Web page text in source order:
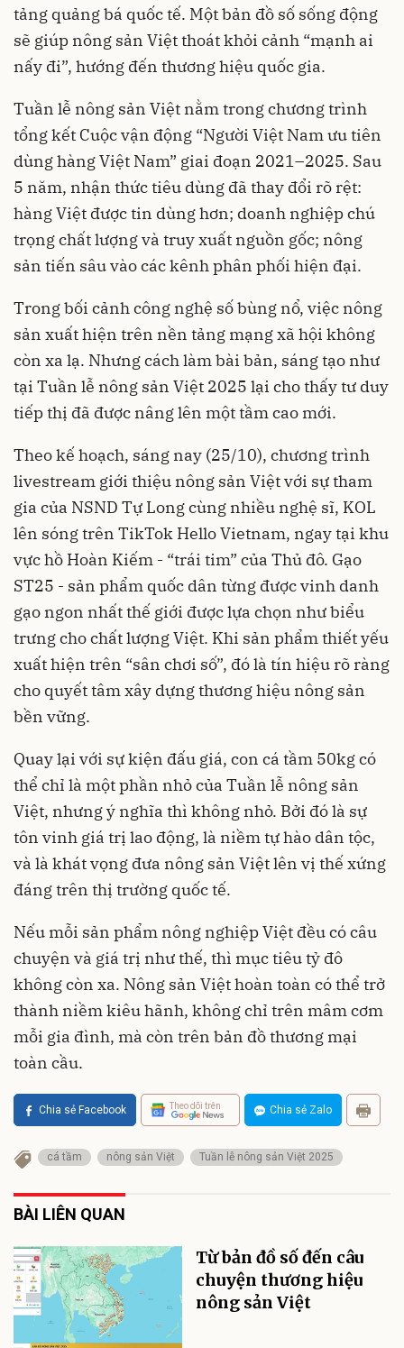
tảng quảng bá quốc tế. Một bản đồ số sống động
sẽ giúp nông sản Việt thoát khỏi cảnh “mạnh ai
nấy đi”, hướng đến thương hiệu quốc gia.
Tuần lễ nông sản Việt nằm trong chương trình
tổng kết Cuộc vận động “Người Việt Nam ưu tiên
dùng hàng Việt Nam” giai đoạn 2021–2025. Sau
5 năm, nhận thức tiêu dùng đã thay đổi rõ rệt:
hàng Việt được tin dùng hơn; doanh nghiệp chú
trọng chất lượng và truy xuất nguồn gốc; nông
sản tiến sâu vào các kênh phân phối hiện đại.
Trong bối cảnh công nghệ số bùng nổ, việc nông
sản xuất hiện trên nền tảng mạng xã hội không
còn xa lạ. Nhưng cách làm bài bản, sáng tạo như
tại Tuần lễ nông sản Việt 2025 lại cho thấy tư duy
tiếp thị đã được nâng lên một tầm cao mới.
Theo kế hoạch, sáng nay (25/10), chương trình
livestream giới thiệu nông sản Việt với sự tham
gia của NSND Tự Long cùng nhiều nghệ sĩ, KOL
lên sóng trên TikTok Hello Vietnam, ngay tại khu
vực hồ Hoàn Kiếm - “trái tim” của Thủ đô. Gạo
ST25 - sản phẩm quốc dân từng được vinh danh
gạo ngon nhất thế giới được lựa chọn như biểu
trưng cho chất lượng Việt. Khi sản phẩm thiết yếu
xuất hiện trên “sân chơi số”, đó là tín hiệu rõ ràng
cho quyết tâm xây dựng thương hiệu nông sản
bền vững.
Quay lại với sự kiện đấu giá, con cá tầm 50kg có
thể chỉ là một phần nhỏ của Tuần lễ nông sản
Việt, nhưng ý nghĩa thì không nhỏ. Bởi đó là sự
tôn vinh giá trị lao động, là niềm tự hào dân tộc,
và là khát vọng đưa nông sản Việt lên vị thế xứng
đáng trên thị trường quốc tế.
Nếu mỗi sản phẩm nông nghiệp Việt đều có câu
chuyện và giá trị như thế, thì mục tiêu tỷ đô
không còn xa. Nông sản Việt hoàn toàn có thể trở
thành niềm kiêu hãnh, không chỉ trên mâm cơm
mỗi gia đình, mà còn trên bản đồ thương mại
toàn cầu.
Chia sẻ Facebook Theo dõi trên Chia sẻ Zalo
cá tầm nông sản Việt Tuần lễ nông sản Việt 2025
BÀI LIÊN QUAN
Từ bản đồ số đến câu
chuyện thương hiệu
nông sản Việt